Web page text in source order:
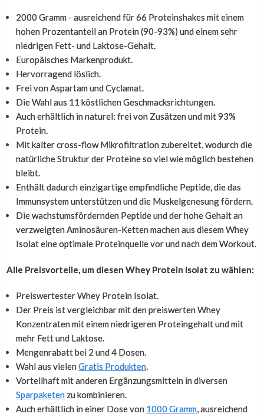
2000 Gramm - ausreichend für 66 Proteinshakes mit einem
hohen Prozentanteil an Protein (90-93%) und einem sehr
niedrigen Fett- und Laktose-Gehalt.
Europäisches Markenprodukt.
Hervorragend löslich.
Frei von Aspartam und Cyclamat.
Die Wahl aus 11 köstlichen Geschmacksrichtungen.
Auch erhältlich in naturel: frei von Zusätzen und mit 93%
Protein.
Mit kalter cross-flow Mikrofiltration zubereitet, wodurch die
natürliche Struktur der Proteine so viel wie möglich bestehen
bleibt.
Enthält dadurch einzigartige empfindliche Peptide, die das
Immunsystem unterstützen und die Muskelgenesung fördern.
Die wachstumsfördernden Peptide und der hohe Gehalt an
verzweigten Aminosäuren-Ketten machen aus diesem Whey
Isolat eine optimale Proteinquelle vor und nach dem Workout.
Alle Preisvorteile, um diesen Whey Protein Isolat zu wählen:
Preiswertester Whey Protein Isolat.
Der Preis ist vergleichbar mit den preiswerten Whey
Konzentraten mit einem niedrigeren Proteingehalt und mit
mehr Fett und Laktose.
Mengenrabatt bei 2 und 4 Dosen.
Wahl aus vielenGratis Produkten.
Vorteilhaft mit anderen Ergänzungsmitteln in diversen
Sparpaketen zu kombinieren.
Auch erhältlich in einer Dose von 1000 Gramm, ausreichend
Beste Qualität
Günter Ehmann,22. März 2025
Beste Qualität, bestes Produkt und Preis
Leistungsverhältnis
Hat mir super gefallen
Jana Seidel
Mir hat diese Protein Isolate super gefallen, alles
bestens, wieder 2 kg bestellt!
Schmeckt gut
Geschmack: Neutral. Schmeckt gut. Lasst sich gut in
Top
Daniel Kaiser,11. Oktober 2023